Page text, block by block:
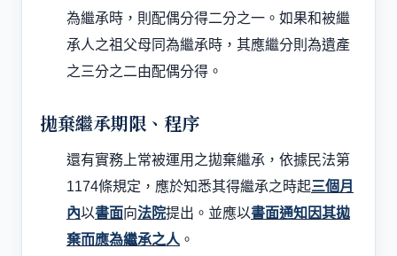
為繼承時，則配偶分得二分之一。如果和被繼
承人之祖父母同為繼承時，其應繼分則為遺產
之三分之二由配偶分得。
拋棄繼承期限、程序
還有實務上常被運用之拋棄繼承，依據民法第
1174條規定，應於知悉其得繼承之時起三個月
內以書面向法院提出。並應以書面通知因其拋
棄而應為繼承之人 。